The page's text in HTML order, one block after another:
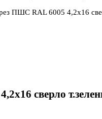
ПШС RAL 6005 4,2х16
сверло